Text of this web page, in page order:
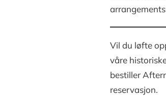
Vil du løfte
våre
bestiller
reservasjon.